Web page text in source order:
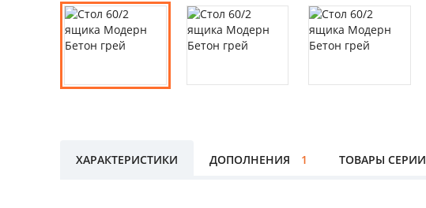
ХАРАКТЕРИСТИКИ ДОПОЛНЕНИЯ 1 ТОВАРЫ СЕРИИ